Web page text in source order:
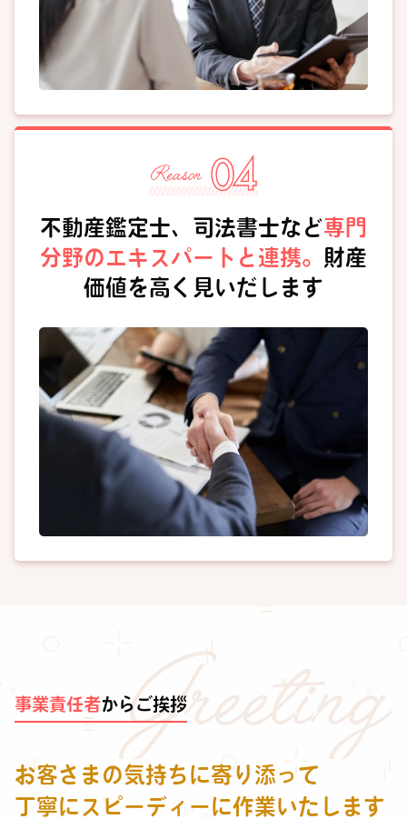
不動産鑑定士、司法書士など専門
分野のエキスパートと連携。 財産
価値を高く見いだします
事業責任者からご挨拶
お客さまの気持ちに寄り添って
丁寧にスピーディーに作業いたします